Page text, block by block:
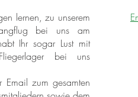
lernen, zu unserem
bei uns am
Ihr sogar Lust mit
bei uns
Email zum gesamten